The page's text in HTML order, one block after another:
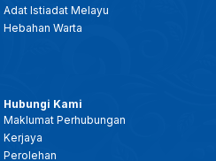
Adat Istiadat Melayu
Hebahan Warta
Hubungi Kami
Maklumat Perhubungan
Kerjaya
Perolehan